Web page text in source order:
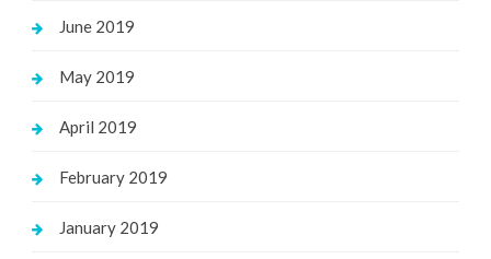
June 2019
May 2019
April 2019
February 2019
January 2019